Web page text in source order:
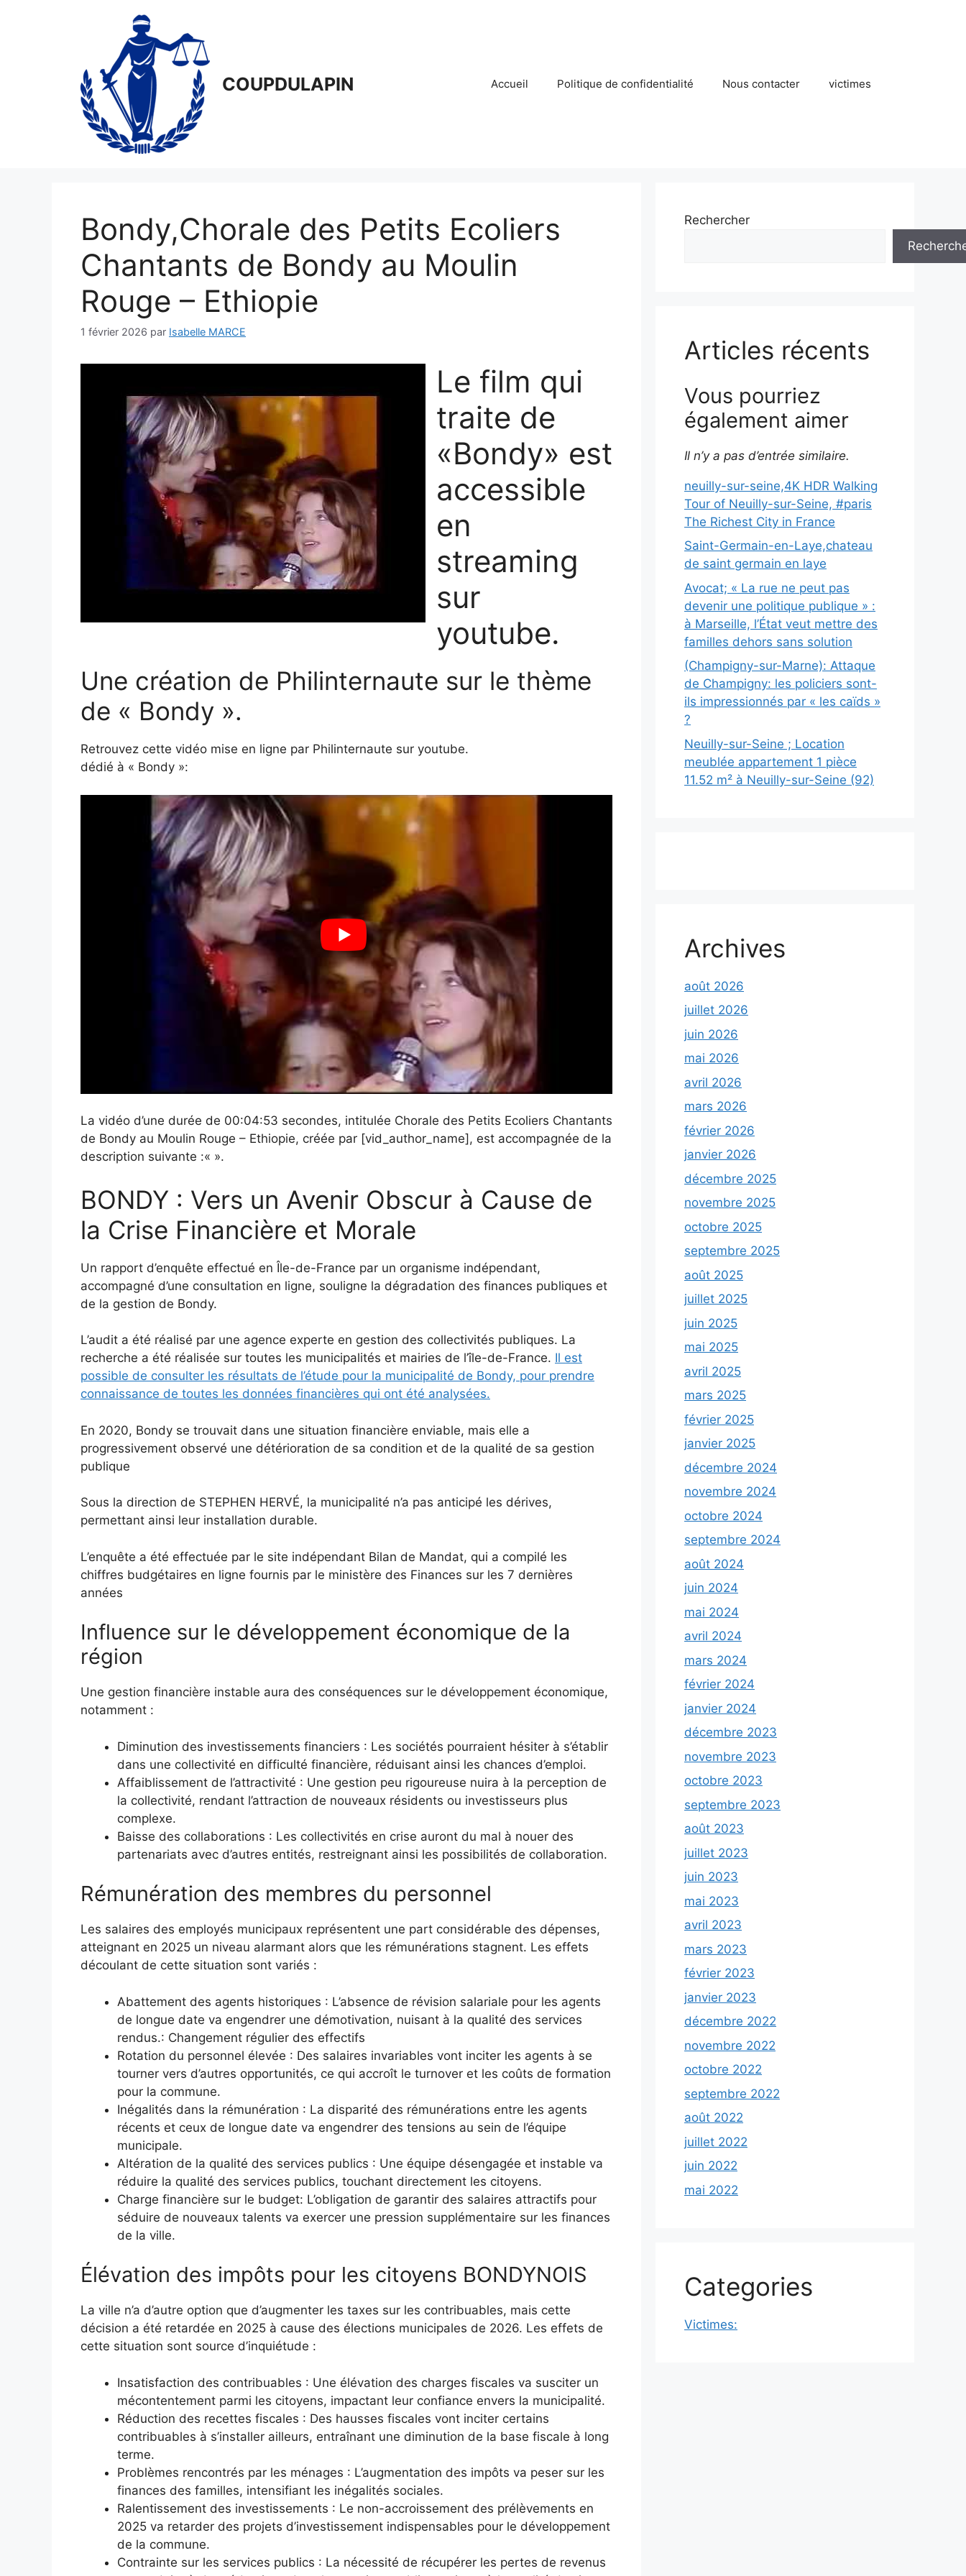
COUPDULAPIN Accueil Politique de confidentialité Nous contacter victimes
Bondy,Chorale des Petits Ecoliers
Chantants de Bondy au Moulin
Rouge – Ethiopie
1 février 2026 par Isabelle MARCE
Le film qui
traite de
«Bondy» est
accessible
en
streaming
sur
youtube.
Une création de Philinternaute sur le thème
de « Bondy ».
Retrouvez cette vidéo mise en ligne par Philinternaute sur youtube.
dédié à « Bondy »:
La vidéo d’une durée de 00:04:53 secondes, intitulée Chorale des Petits Ecoliers Chantants
de Bondy au Moulin Rouge – Ethiopie, créée par [vid_author_name], est accompagnée de la
description suivante :« ».
BONDY : Vers un Avenir Obscur à Cause de
la Crise Financière et Morale
Un rapport d’enquête effectué en Île-de-France par un organisme indépendant,
accompagné d’une consultation en ligne, souligne la dégradation des finances publiques et
de la gestion de Bondy.
L’audit a été réalisé par une agence experte en gestion des collectivités publiques. La
recherche a été réalisée sur toutes les municipalités et mairies de l’île-de-France. Il est
possible de consulter les résultats de l’étude pour la municipalité de Bondy, pour prendre
connaissance de toutes les données financières qui ont été analysées.
En 2020, Bondy se trouvait dans une situation financière enviable, mais elle a
progressivement observé une détérioration de sa condition et de la qualité de sa gestion
publique
Sous la direction de STEPHEN HERVÉ, la municipalité n’a pas anticipé les dérives,
permettant ainsi leur installation durable.
L’enquête a été effectuée par le site indépendant Bilan de Mandat, qui a compilé les
chiffres budgétaires en ligne fournis par le ministère des Finances sur les 7 dernières
années
Influence sur le développement économique de la
région
Une gestion financière instable aura des conséquences sur le développement économique,
notamment :
Diminution des investissements financiers : Les sociétés pourraient hésiter à s’établir
dans une collectivité en difficulté financière, réduisant ainsi les chances d’emploi.
Affaiblissement de l’attractivité : Une gestion peu rigoureuse nuira à la perception de
la collectivité, rendant l’attraction de nouveaux résidents ou investisseurs plus
complexe.
Baisse des collaborations : Les collectivités en crise auront du mal à nouer des
partenariats avec d’autres entités, restreignant ainsi les possibilités de collaboration.
Rémunération des membres du personnel
Les salaires des employés municipaux représentent une part considérable des dépenses,
atteignant en 2025 un niveau alarmant alors que les rémunérations stagnent. Les effets
découlant de cette situation sont variés :
Abattement des agents historiques : L’absence de révision salariale pour les agents
de longue date va engendrer une démotivation, nuisant à la qualité des services
rendus.: Changement régulier des effectifs
Rotation du personnel élevée : Des salaires invariables vont inciter les agents à se
tourner vers d’autres opportunités, ce qui accroît le turnover et les coûts de formation
pour la commune.
Inégalités dans la rémunération : La disparité des rémunérations entre les agents
récents et ceux de longue date va engendrer des tensions au sein de l’équipe
municipale.
Altération de la qualité des services publics : Une équipe désengagée et instable va
réduire la qualité des services publics, touchant directement les citoyens.
Charge financière sur le budget: L’obligation de garantir des salaires attractifs pour
séduire de nouveaux talents va exercer une pression supplémentaire sur les finances
de la ville.
Élévation des impôts pour les citoyens BONDYNOIS
La ville n’a d’autre option que d’augmenter les taxes sur les contribuables, mais cette
décision a été retardée en 2025 à cause des élections municipales de 2026. Les effets de
cette situation sont source d’inquiétude :
Insatisfaction des contribuables : Une élévation des charges fiscales va susciter un
mécontentement parmi les citoyens, impactant leur confiance envers la municipalité.
Réduction des recettes fiscales : Des hausses fiscales vont inciter certains
contribuables à s’installer ailleurs, entraînant une diminution de la base fiscale à long
terme.
Problèmes rencontrés par les ménages : L’augmentation des impôts va peser sur les
finances des familles, intensifiant les inégalités sociales.
Ralentissement des investissements : Le non-accroissement des prélèvements en
2025 va retarder des projets d’investissement indispensables pour le développement
de la commune.
Contrainte sur les services publics : La nécessité de récupérer les pertes de revenus
Rechercher
Articles récents
Vous pourriez
également aimer
Il n’y a pas d’entrée similaire.
neuilly-sur-seine,4K HDR Walking
Tour of Neuilly-sur-Seine, #paris
The Richest City in France
Saint-Germain-en-Laye,chateau
de saint germain en laye
Avocat; « La rue ne peut pas
devenir une politique publique » :
à Marseille, l’État veut mettre des
familles dehors sans solution
(Champigny-sur-Marne): Attaque
de Champigny: les policiers sont-
ils impressionnés par « les caïds »
?
Neuilly-sur-Seine ; Location
meublée appartement 1 pièce
11.52 m² à Neuilly-sur-Seine (92)
Archives
août 2026
juillet 2026
juin 2026
mai 2026
avril 2026
mars 2026
février 2026
janvier 2026
décembre 2025
novembre 2025
octobre 2025
septembre 2025
août 2025
juillet 2025
juin 2025
mai 2025
avril 2025
mars 2025
février 2025
janvier 2025
décembre 2024
novembre 2024
octobre 2024
septembre 2024
août 2024
juin 2024
mai 2024
avril 2024
mars 2024
février 2024
janvier 2024
décembre 2023
novembre 2023
octobre 2023
septembre 2023
août 2023
juillet 2023
juin 2023
mai 2023
avril 2023
mars 2023
février 2023
janvier 2023
décembre 2022
novembre 2022
octobre 2022
septembre 2022
août 2022
juillet 2022
juin 2022
mai 2022
Categories
Victimes: